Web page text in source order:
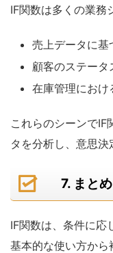
IF関数は多くの業務
売上データに基
顧客のステータ
在庫管理におけ
これらのシーンでIF
タを分析し、意思決
7. まと
IF関数は、条件に応
基本的な使い方か